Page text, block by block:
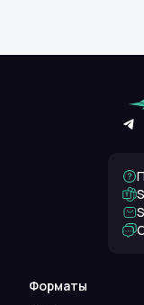
Форматы